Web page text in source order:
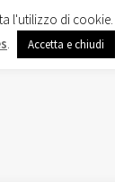
di
. Accetta e chiudi